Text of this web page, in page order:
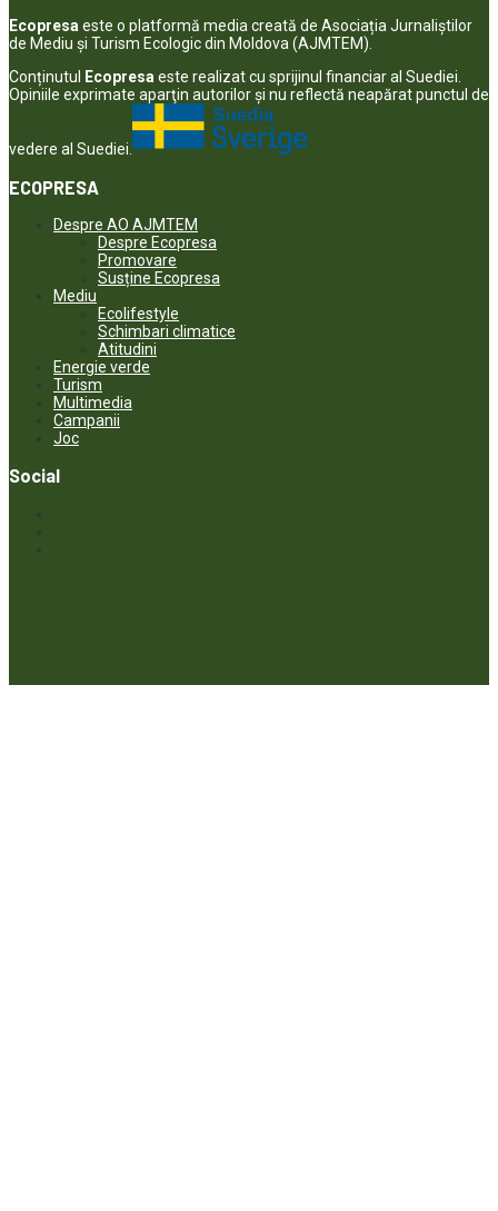
Ecopresaeste o platformă media creată de Asociația Jurnaliștilor
de Mediu și Turism Ecologic din Moldova (AJMTEM).
Conținutul
Ecopresaeste realizat cu sprijinul financiar al Suediei.
Opiniile exprimate aparţin autorilor şi nu reflectă neapărat punctul de
vedere al Suediei.
ECOPRESA
Despre AO AJMTEM
Despre Ecopresa
Promovare
Susține Ecopresa
Mediu
Ecolifestyle
Schimbari climatice
Atitudini
Energie verde
Turism
Multimedia
Campanii
Joc
Social